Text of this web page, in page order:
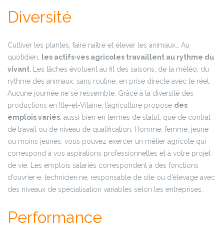
Diversité
Cultiver les plantes, faire naître et élever les animaux… Au
quotidien,
les actifs·ves agricoles travaillent au rythme du
vivant . Les tâches évoluent au fil des saisons, de la météo, du
rythme des animaux, sans routine, en prise directe avec le réel.
Aucune journée ne se ressemble. Grâce à la diversité des
productions en Ille-et-Vilaine, l’agriculture propose des
emplois variés , aussi bien en termes de statut, que de contrat
de travail ou de niveau de qualification. Homme, femme, jeune
ou moins jeunes, vous pouvez exercer un métier agricole qui
correspond à vos aspirations professionnelles et à votre projet
de vie. Les emplois salariés correspondent à des fonctions
d’ouvrier·e, technicien·ne, responsable de site ou d’élevage avec
des niveaux de spécialisation variables selon les entreprises.
Performance